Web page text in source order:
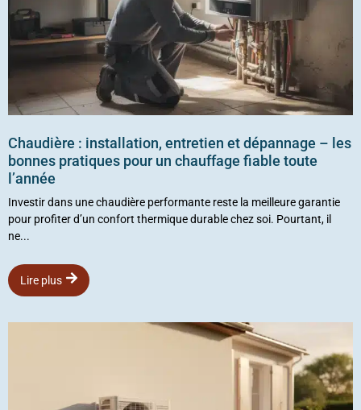
Chaudière : installation, entretien et dépannage – les
bonnes pratiques pour un chauffage fiable toute
l’année
Investir dans une chaudière performante reste la meilleure garantie
pour profiter d’un confort thermique durable chez soi. Pourtant, il
ne...
Lire plus